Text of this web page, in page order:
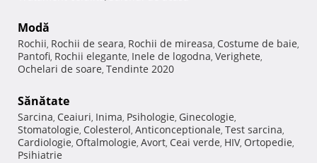
Modă
Rochii, Rochii de seara, Rochii de mireasa, Costume de baie,
Pantofi, Rochii elegante, Inele de logodna, Verighete,
Ochelari de soare, Tendinte 2020
Sănătate
Sarcina, Ceaiuri, Inima, Psihologie, Ginecologie,
Stomatologie, Colesterol, Anticonceptionale, Test sarcina,
Cardiologie, Oftalmologie, Avort, Ceai verde, HIV, Ortopedie,
Psihiatrie